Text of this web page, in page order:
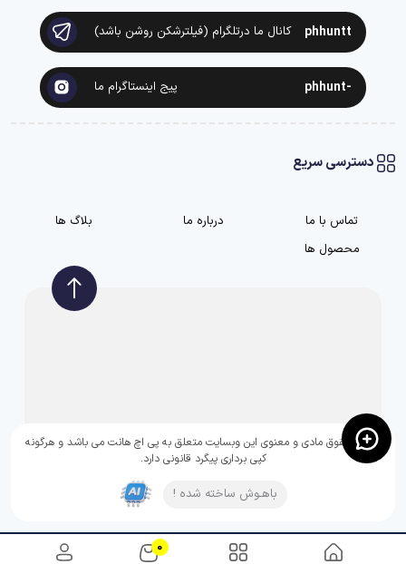
0
phhuntt کانال ما درتلگرام (فیلترشکن روشن باشد)
-phhunt پیج اینستاگرام ما
دسترسی سریع
تماس با ما درباره ما
بلاگ ها
محصول ها
تمامی حقوق مادی و معنوی این وبسایت متعلق به پی اچ هانت می باشد و هرگونه
کپی برداری پیگرد قانونی دارد.
باهـوش ساخته شده !